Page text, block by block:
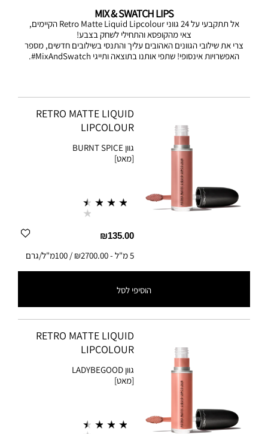
MIX & SWATCH LIPS
אל תתקבעי על 24 גווני Retro Matte Liquid Lipcolour הקיימים,
צאי מהקופסא והתחילי לשחק בצבע!
צרי את שילובי הגוונים האהובים עליך והתנסי בשילובים חדשים, מספר
האפשרויות אינסופי! שתפי אותנו בתוצאה ותייגי MixAndSwatch#.
RETRO MATTE LIQUID
LIPCOLOUR
גוון BURNT SPICE
[מאט]
₪135.00
5 מ"ל -₪2700.00 / 100מ"ל/גרם
הוסיפי לסל
RETRO MATTE LIQUID
LIPCOLOUR
גוון LADYBEGOOD
[מאט]